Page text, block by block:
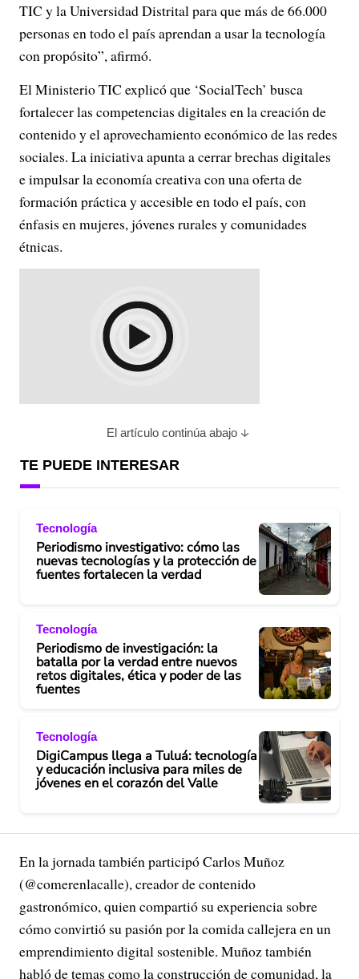
TIC y la Universidad Distrital para que más de 66.000
personas en todo el país aprendan a usar la tecnología
con propósito”, afirmó.
El Ministerio TIC explicó que ‘SocialTech’ busca
fortalecer las competencias digitales en la creación de
contenido y el aprovechamiento económico de las redes
sociales. La iniciativa apunta a cerrar brechas digitales
e impulsar la economía creativa con una oferta de
formación práctica y accesible en todo el país, con
énfasis en mujeres, jóvenes rurales y comunidades
étnicas.
El artículo continúa abajo
TE PUEDE INTERESAR
Tecnología
Periodismo investigativo: cómo las
nuevas tecnologías y la protección de
fuentes fortalecen la verdad
Tecnología
Periodismo de investigación: la
batalla por la verdad entre nuevos
retos digitales, ética y poder de las
fuentes
Tecnología
DigiCampus llega a Tuluá: tecnología
y educación inclusiva para miles de
jóvenes en el corazón del Valle
En la jornada también participó Carlos Muñoz
(@comerenlacalle), creador de contenido
gastronómico, quien compartió su experiencia sobre
cómo convirtió su pasión por la comida callejera en un
emprendimiento digital sostenible. Muñoz también
habló de temas como la construcción de comunidad, la